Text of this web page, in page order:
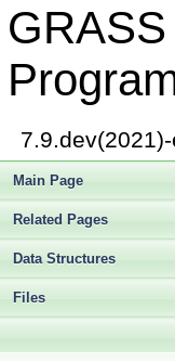
Main Page
Related Pages
Data Structures
Files
► ftol.c
► func2d.c
► G.h
gammavol.c
gauss.c
gdal.c
► geary.c
► geodesic.c
► geodist.c
► georef.c
► georef_tps.c
► geos_to_wktb.c